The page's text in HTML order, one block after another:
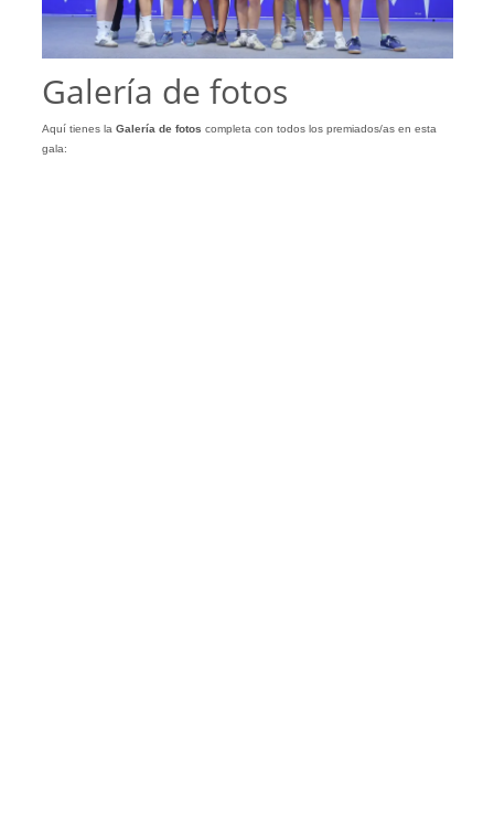
Galería de fotos
Aquí tienes la Galería de fotos completa con todos los premiados/as en esta
gala: